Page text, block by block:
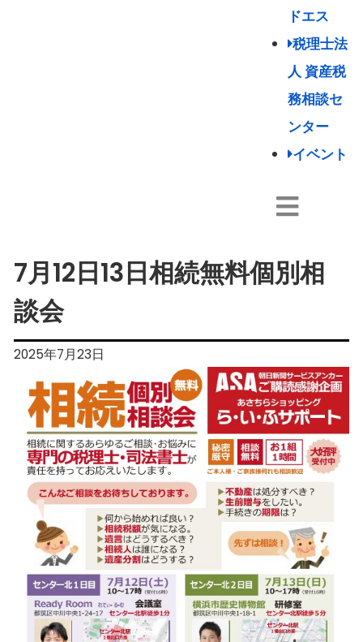
ドエス
税理士法
人 資産税
務相談セ
ンター
イベント
7月12日13日相続無料個別相
談会
2025年7月23日